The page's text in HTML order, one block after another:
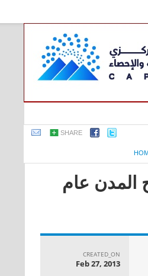
SHARE
المدن عام
CREATED_ON
Feb 27, 2013